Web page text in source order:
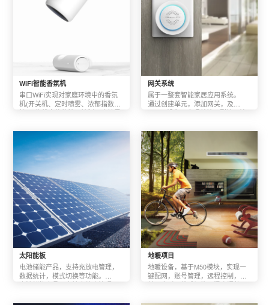
WiFi智能香氛机
串口WiFi实现对家庭环境中的香氛
机(开关机、定时喷雾、浓郁指数
等)工作状态的监控及控制、支持局
两个平台。
网关系统
属于一整套智能家居应用系统。
通过创建单元，添加网关，及
zigbee设备，实现单控，群控，情
太阳能板
电池储能产品，支持充放电管理，
数据统计，模式切换等功能。
电池储能产品，支持充放电管理，
地暖项目
地暖设备，基于M50模块，实现一
键配网，账号管理，远程控制，开
关，定时，模式切换，温度调节，
数据分析。